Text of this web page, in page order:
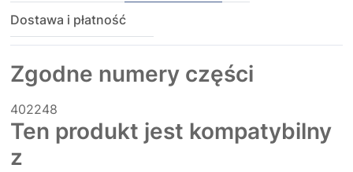
Dostawa i płatność
Zgodne numery części
402248
Ten produkt jest kompatybilny
z